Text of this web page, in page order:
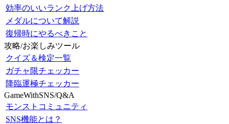
効率のいいランク上げ方法
メダルについて解説
復帰時にやるべきこと
攻略/お楽しみツール
クイズ＆検定一覧
ガチャ限チェッカー
降臨運極チェッカー
GameWithSNS/Q&A
モンストコミュニティ
SNS機能とは？